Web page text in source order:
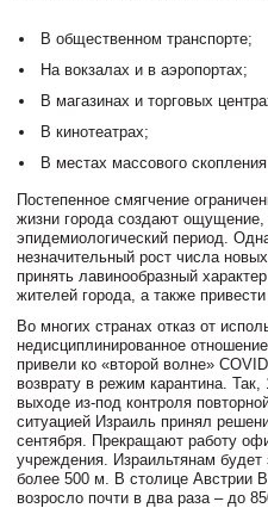
В общественном транспорте;
На вокзалах и в аэропортах;
В магазинах и торговых
В кинотеатрах;
В местах массового
Постепенное смягчение
жизни города создают
эпидемиологический период.
незначительный рост числа
принять лавинообразный
жителей города, а также
Во многих странах отказ от
недисциплинированное
привели ко «второй волне»
возврату в режим карантина.
выходе из-под контроля
ситуацией Израиль принял
сентября. Прекращают работу
учреждения. Израильтянам
более 500 м. В столице Австрии
возросло почти в два раза – до